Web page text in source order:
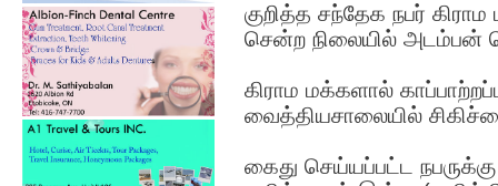
குறித்த சந்தேக நபர்
சென்ற நிலையில் அடம்பன்
கிராம மக்களால்
வைத்தியசாலையில்
கைது செய்யப்பட்ட